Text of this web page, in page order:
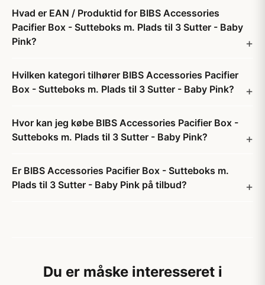
Hvad er EAN / Produktid for BIBS Accessories
Pacifier Box - Sutteboks m. Plads til 3 Sutter - Baby
Pink?
Hvilken kategori tilhører BIBS Accessories Pacifier
Box - Sutteboks m. Plads til 3 Sutter - Baby Pink?
Hvor kan jeg købe BIBS Accessories Pacifier Box -
Sutteboks m. Plads til 3 Sutter - Baby Pink?
Er BIBS Accessories Pacifier Box - Sutteboks m.
Plads til 3 Sutter - Baby Pink på tilbud?
Du er måske interesseret i